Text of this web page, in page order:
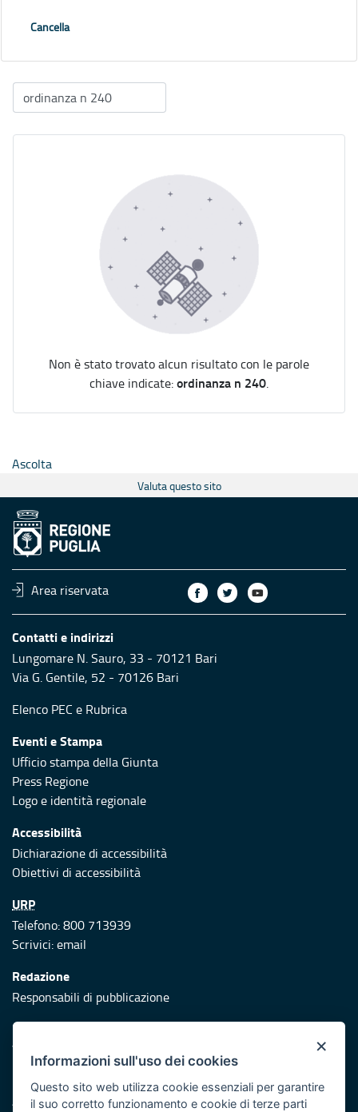
Cancella
Non è stato trovato alcun risultato con le parole
chiave indicate:ordinanza n 240.
Ascolta
Valuta questo sito
Area riservata
Contatti e indirizzi
Lungomare N. Sauro, 33 - 70121 Bari
Via G. Gentile, 52 - 70126 Bari
Elenco PEC e Rubrica
Eventi e Stampa
Ufficio stampa della Giunta
Press Regione
Logo e identità regionale
Accessibilità
Dichiarazione di accessibilità
Obiettivi di accessibilità
URP
Telefono: 800 713939
Scrivici:email
Redazione
Responsabili di pubblicazione
Protezione civile
Vai al sito di Protezione Civile Puglia
Iniziativa finanziata con risorse del POR Puglia 2014/2020 -
Asse XI
×
Informazioni sull'uso dei cookies
Questo sito web utilizza cookie essenziali per garantire
il suo corretto funzionamento e cookie di terze parti